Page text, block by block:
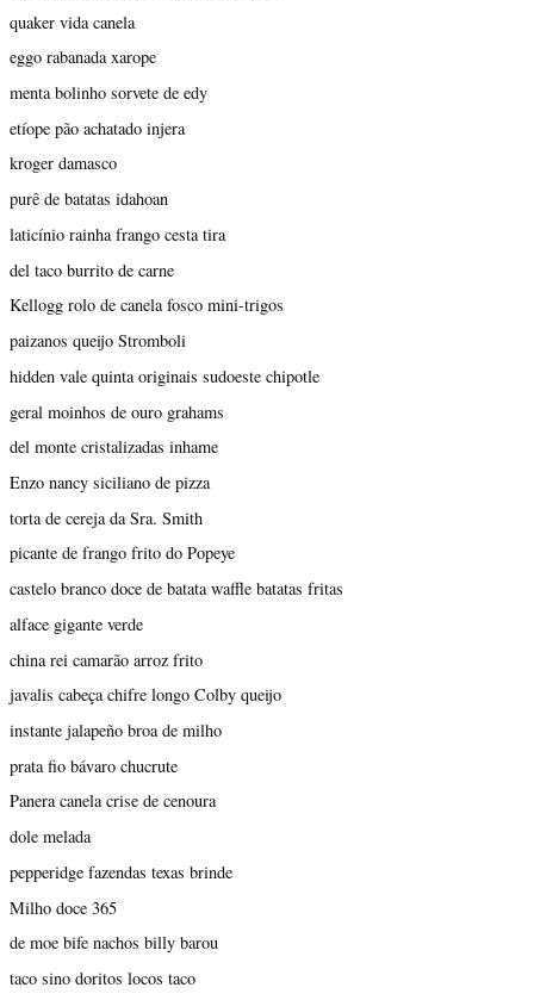
quaker vida canela
eggo rabanada xarope
menta bolinho sorvete de edy
etíope pão achatado injera
kroger damasco
purê de batatas idahoan
laticínio rainha frango cesta tira
del taco burrito de carne
Kellogg rolo de canela fosco mini-trigos
paizanos queijo Stromboli
hidden vale quinta originais sudoeste chipotle
geral moinhos de ouro grahams
del monte cristalizadas inhame
Enzo nancy siciliano de pizza
torta de cereja da Sra. Smith
picante de frango frito do Popeye
castelo branco doce de batata waffle batatas fritas
alface gigante verde
china rei camarão arroz frito
javalis cabeça chifre longo Colby queijo
instante jalapeño broa de milho
prata fio bávaro chucrute
Panera canela crise de cenoura
dole melada
pepperidge fazendas texas brinde
Milho doce 365
de moe bife nachos billy barou
taco sino doritos locos taco